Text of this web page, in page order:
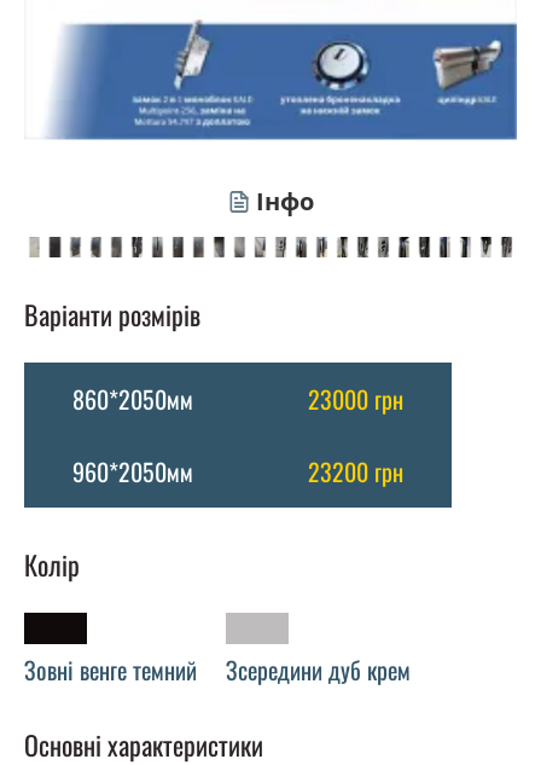
Інфо
Варіанти розмірів
860*2050мм
23000 грн
960*2050мм
23200 грн
Колір
Зовні венге темний Зсередини дуб крем
Основні характеристики